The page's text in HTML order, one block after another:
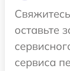
оставьте
сервиса